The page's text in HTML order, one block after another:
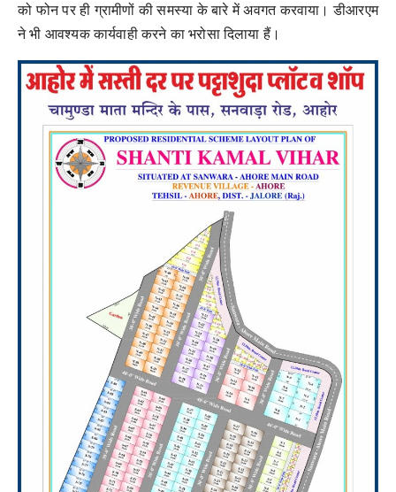
को फोन पर ही ग्रामीणों की समस्या के बारे में अवगत करवाया। डीआरएम
ने भी आवश्यक कार्यवाही करने का भरोसा दिलाया हैं।